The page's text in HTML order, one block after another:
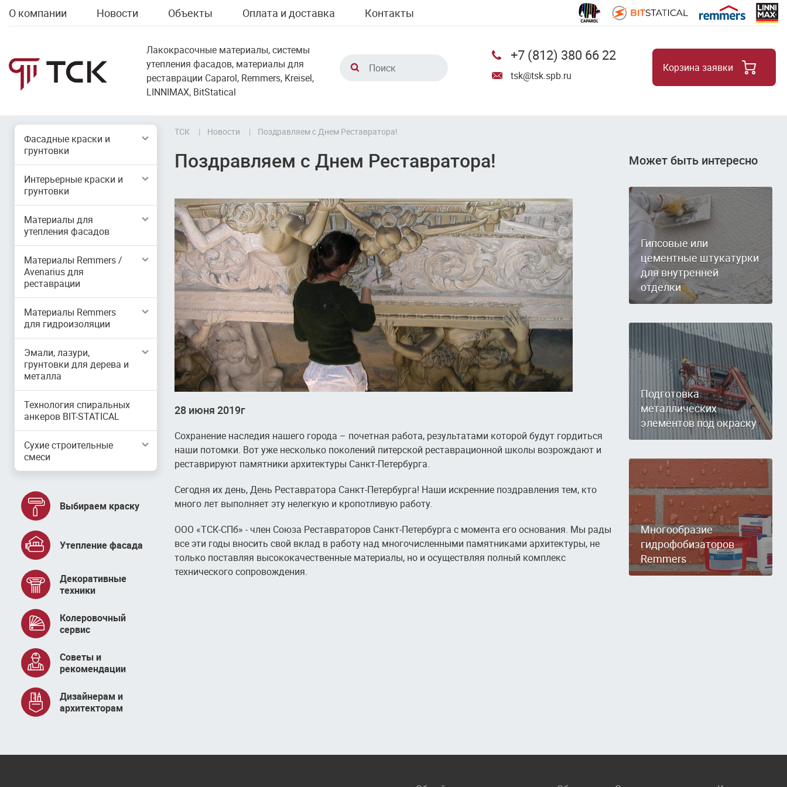
О компании Новости Объекты Оплата и доставка Контакты
Лакокрасочные материалы, системы
утепления фасадов, материалы для
реставрации Caparol, Remmers, Kreisel,
LINNIMAX, BitStatical
+7 (812) 380 66 22
tsk@tsk.spb.ru
Корзина заявки
Фасадные краски и
грунтовки
Интерьерные краски и
грунтовки
Материалы для
утепления фасадов
Материалы Remmers /
Avenarius для
реставрации
Материалы Remmers
для гидроизоляции
Эмали, лазури,
грунтовки для дерева и
металла
Технология спиральных
анкеров BIT-STATICAL
Сухие строительные
смеси
Выбираем краску
Утепление фасада
Декоративные
техники
Колеровочный
сервис
Советы и
рекомендации
Дизайнерам и
архитекторам
ТСК Новости Поздравляем с Днем Реставратора!
Поздравляем с Днем Реставратора!
28 июня 2019г
Сохранение наследия нашего города – почетная работа, результатами которой будут гордиться
наши потомки. Вот уже несколько поколений питерской реставрационной школы возрождают и
реставрируют памятники архитектуры Санкт-Петербурга.
Сегодня их день, День Реставратора Санкт-Петербурга! Наши искренние поздравления тем, кто
много лет выполняет эту нелегкую и кропотливую работу.
ООО «ТСК-СПб» - член Союза Реставраторов Санкт-Петербурга с момента его основания. Мы рады
все эти годы вносить свой вклад в работу над многочисленными памятниками архитектуры, не
только поставляя высококачественные материалы, но и осуществляя полный комплекс
технического сопровождения.
Может быть интересно
Гипсовые или
цементные штукатурки
для внутренней
отделки
Подготовка
металлических
элементов под окраску
Многообразие
гидрофобизаторов
Remmers